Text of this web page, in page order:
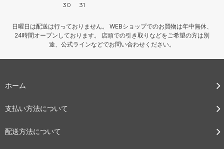
30
31
日曜日は配送は行っておりません。 WEBショップでのお買物は年中無休、
24時間オープンしております。 店頭での引き取りなどをご希望の方は別
途、公式ラインなどでお問い合わせください。
ホーム
支払い方法について
配送方法について